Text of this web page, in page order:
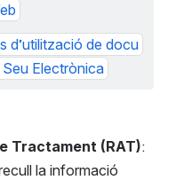
d’utilització de docu
Electrònica
Tractament (RAT):
la informació